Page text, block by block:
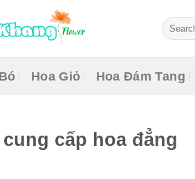
Search
for:
Hoa Giỏ Hoa Đám Tang
cấp hoa đẳng